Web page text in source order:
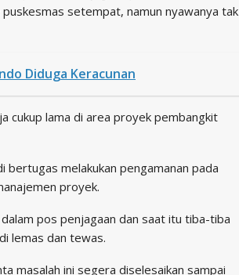
setempat, namun nyawanya tak
Diduga Keracunan
cukup lama di area proyek pembangkit
melakukan pengamanan pada
proyek.
pos penjagaan dan saat itu tiba-tiba
lemas dan tewas.
masalah ini segera diselesaikan sampai